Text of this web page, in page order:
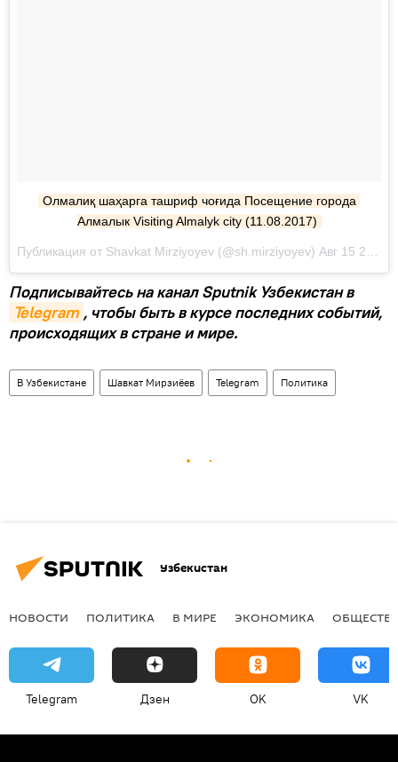
Олмалиқ шаҳарга ташриф чоғида Посещение города
Алмалык Visiting Almalyk city (11.08.2017)
Подписывайтесь на канал Sputnik Узбекистан в
Telegram , чтобы быть в курсе последних событий,
происходящих в стране и мире.
В Узбекистане Шавкат Мирзиёев Telegram Политика
Узбекистан
НОВОСТИ ПОЛИТИКА В МИРЕ ЭКОНОМИКА
Telegram Дзен OK VK